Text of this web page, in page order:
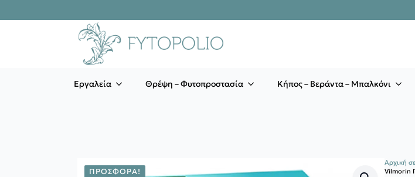
Εργαλεία Θρέψη – Φυτοπροστασία Κήπος – Βεράντα – Μπαλκόνι
ΠΡΟΣΦΟΡΆ!
Αρχική
Vilmorin